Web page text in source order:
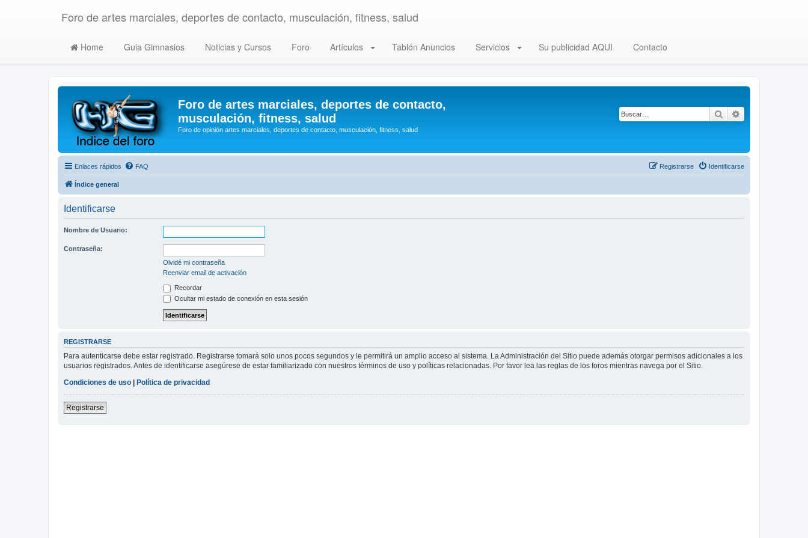
Foro de artes marciales, deportes de contacto, musculación, fitness, salud
Home Guia Gimnasios Noticias y Cursos Foro Artículos Tablón Anuncios Servicios Su publicidad AQUI Contacto
Foro de artes marciales, deportes de contacto,
musculación, fitness, salud
Foro de opinión artes marciales, deportes de contacto, musculación, fitness, salud
Buscar
Enlaces rápidos FAQ Identificarse
Registrarse
Índice general
Identificarse
Nombre de Usuario:
Contraseña:
Olvidé mi contraseña
Reenviar email de activación
Recordar
Ocultar mi estado de conexión en esta sesión
REGISTRARSE
Para autenticarse debe estar registrado. Registrarse tomará solo unos pocos segundos y le permitirá un amplio acceso al sistema. La Administración del Sitio puede además otorgar permisos adicionales a los
usuarios registrados. Antes de identificarse asegúrese de estar familiarizado con nuestros términos de uso y políticas relacionadas. Por favor lea las reglas de los foros mientras navega por el Sitio.
Condiciones de uso | Política de privacidad
Registrarse